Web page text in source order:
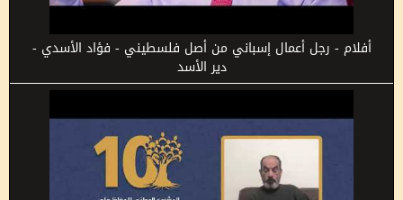
أفلام - رجل أعمال إسباني من أصل فلسطيني - فؤاد الأسدي -
دير الأسد